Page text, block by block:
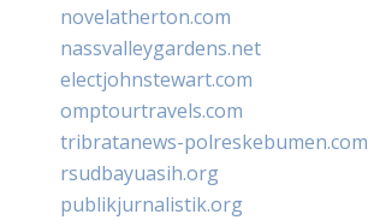
novelatherton.com
nassvalleygardens.net
electjohnstewart.com
omptourtravels.com
tribratanews-polreskebumen.com
rsudbayuasih.org
publikjurnalistik.org